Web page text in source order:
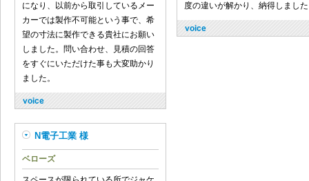
になり、以前から取引しているメー
カーでは製作不可能という事で、希
望の寸法に製作できる貴社にお願い
しました。問い合わせ、見積の回答
をすぐにいただけた事も大変助かり
ました。
度の違いが解かり、納得しまし
N電子工業 様
ベローズ